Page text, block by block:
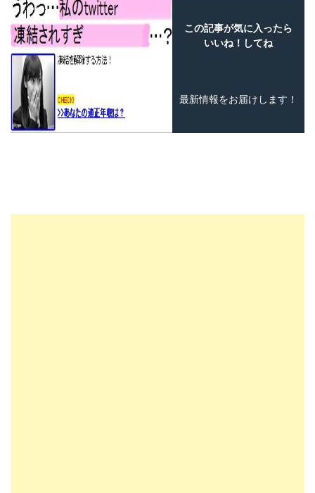
この記事が気に入ったら
いいね！してね
最新情報をお届けします！